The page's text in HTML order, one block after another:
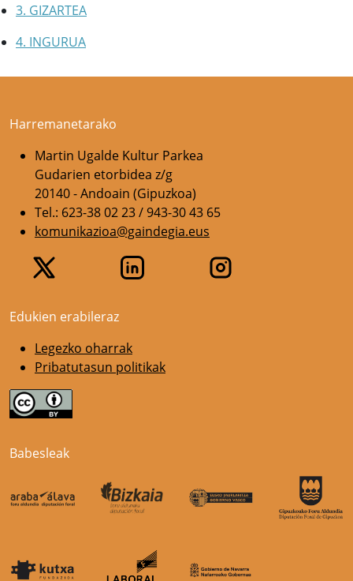
3. GIZARTEA
4. INGURUA
Harremanetarako
Martin Ugalde Kultur Parkea
Gudarien etorbidea z/g
20140 - Andoain (Gipuzkoa)
Tel.: 623-38 02 23 / 943-30 43 65
komunikazioa@gaindegia.eus
Edukien erabileraz
Legezko oharrak
Pribatutasun politikak
Babesleak